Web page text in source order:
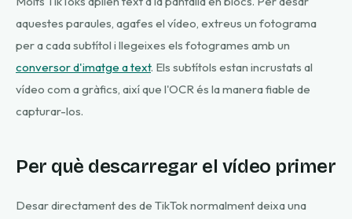
aquestes paraules, agafes el vídeo, extreus un fotograma
per a cada subtítol i llegeixes els fotogrames amb un
conversor d'imatge a text. Els subtítols estan incrustats al
vídeo com a gràfics, així que l'OCR és la manera fiable de
capturar-los.
Per què descarregar el vídeo primer
Desar directament des de TikTok normalment deixa una